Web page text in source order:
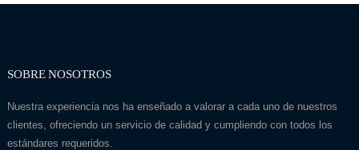
SOBRE NOSOTROS
Nuestra experiencia nos ha enseñado a valorar a cada uno de nuestros
clientes, ofreciendo un servicio de calidad y cumpliendo con todos los
estándares requeridos.